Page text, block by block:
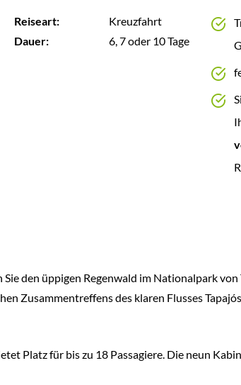
Reiseart:
Kreuzfahrt
Dauer:
6, 7 oder 10 Tage
den üppigen Regenwald im Nationalpark von
Zusammentreffens des klaren Flusses
Platz für bis zu 18 Passagiere. Die neun